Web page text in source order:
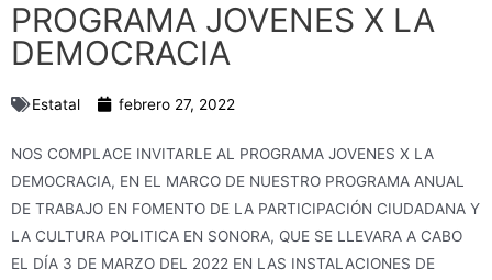
PROGRAMA JOVENES X LA
DEMOCRACIA
Estatal febrero 27, 2022
NOS COMPLACE INVITARLE AL PROGRAMA JOVENES X LA
DEMOCRACIA, EN EL MARCO DE NUESTRO PROGRAMA ANUAL
DE TRABAJO EN FOMENTO DE LA PARTICIPACIÓN CIUDADANA Y
LA CULTURA POLITICA EN SONORA, QUE SE LLEVARA A CABO
EL DÍA 3 DE MARZO DEL 2022 EN LAS INSTALACIONES DE